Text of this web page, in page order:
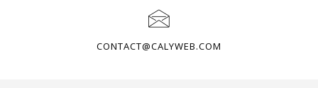
CONTACT@CALYWEB.COM